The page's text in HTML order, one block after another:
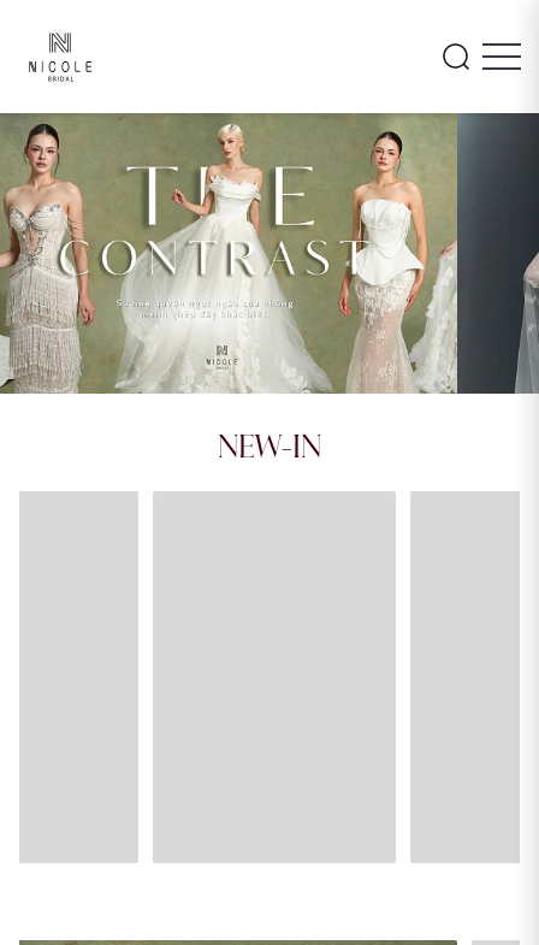
NEW-INAMARA
26PA108